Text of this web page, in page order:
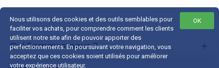
fonctionnement
maximum
300 m
Standards
réseau
IEEE 1901, IEEE 802.3u
Qui Sommes-nous ?
Liens Utiles
OK
Nous utilisons des cookies et des outils semblables pour
faciliter vos achats, pour comprendre comment les clients
utilisent notre site afin de pouvoir apporter des
perfectionnements. En poursuivant votre navigation, vous
acceptez que ces cookies soient utilisés pour améliorer
votre expérience utilisateur.